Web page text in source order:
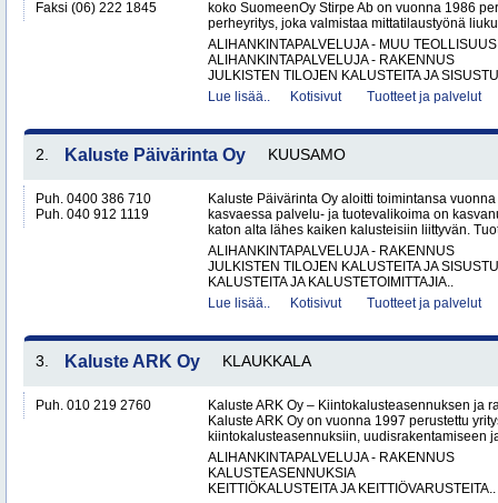
Faksi (06) 222 1845
koko SuomeenOy Stirpe Ab on vuonna 1986
perheyritys, joka valmistaa mittatilaustyönä
ALIHANKINTAPALVELUJA - MUU TEOLLISUUS
ALIHANKINTAPALVELUJA - RAKENNUS
JULKISTEN TILOJEN KALUSTEITA JA
Lue lisää..
Kotisivut Tuotteet ja palvelut
2. Kaluste Päivärinta Oy KUUSAMO
Puh. 0400 386 710
Puh. 040 912 1119
Kaluste Päivärinta Oy aloitti toimintansa
kasvaessa palvelu- ja tuotevalikoima on
katon alta lähes kaiken kalusteisiin liittyvän.
ALIHANKINTAPALVELUJA - RAKENNUS
JULKISTEN TILOJEN KALUSTEITA JA
KALUSTEITA JA KALUSTETOIMITTAJIA..
Lue lisää..
Kotisivut Tuotteet ja palvelut
3. Kaluste ARK Oy KLAUKKALA
Puh. 010 219 2760
Kaluste ARK Oy – Kiintokalusteasennuksen ja
Kaluste ARK Oy on vuonna 1997 perustettu
kiintokalusteasennuksiin, uudisrakentamiseen
ALIHANKINTAPALVELUJA - RAKENNUS
KALUSTEASENNUKSIA
KEITTIÖKALUSTEITA JA KEITTIÖVARUSTEITA..